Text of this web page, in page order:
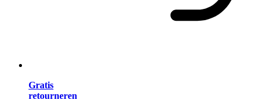
Gratis
retourneren